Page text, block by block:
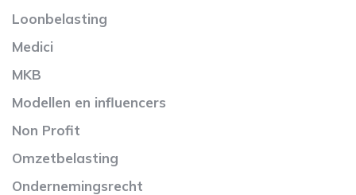
Loonbelasting
Medici
MKB
Modellen en influencers
Non Profit
Omzetbelasting
Ondernemingsrecht